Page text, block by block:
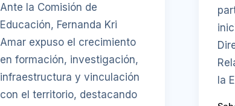
Ante la Comisión de
Educación, Fernanda Kri
Amar expuso el crecimiento
en formación, investigación,
infraestructura y vinculación
con el territorio, destacando
la